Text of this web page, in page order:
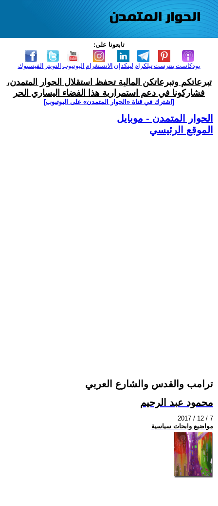
تابعونا على:
الفيسبوك التويتر اليوتيوب الانستغرام لينكدإن تيلكرامبنترست بودكاست
تبرعاتكم وتبرعاتكن المالية تحفظ استقلال الحوار المتمدن،
فشاركونا في دعم استمرارية هذا الفضاء اليساري الحر
[اشترك في قناة ‫«الحوار المتمدن» على اليوتيوب]
الحوار المتمدن - موبايل
الموقع الرئيسي
ترامب والقدس والشارع العربي
محمود عبد الرحيم
2017 / 12 / 7
مواضيع وابحاث سياسية